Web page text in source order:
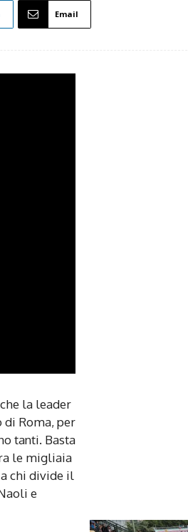
Email
la leader
di Roma, per
tanti. Basta
le migliaia
chi divide il
e